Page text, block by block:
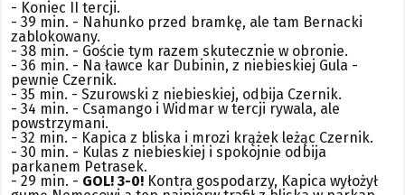
- Koniec II tercji.
- 39 min. - Nahunko przed bramkę, ale tam Bernacki
zablokowany.
- 38 min. - Goście tym razem skutecznie w obronie.
- 36 min. - Na ławce kar Dubinin, z niebieskiej Gula -
pewnie Czernik.
- 35 min. - Szurowski z niebieskiej, odbija Czernik.
- 34 min. - Csamango i Widmar w tercji rywala, ale
powstrzymani.
- 32 min. - Kapica z bliska i mrozi krążek leżąc Czernik.
- 30 min. - Kulas z niebieskiej i spokojnie odbija
parkanem Petrasek.
- 29 min. - GOL! 3-0! Kontra gospodarzy, Kapica wyłożył